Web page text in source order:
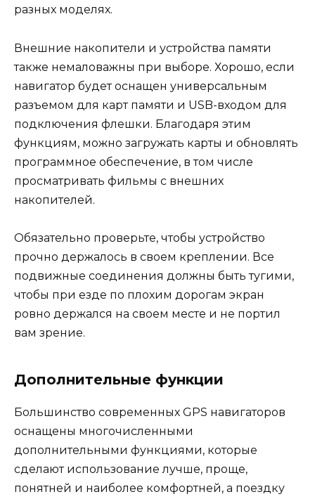
разных моделях.
Внешние накопители и устройства памяти
также немаловажны при выборе. Хорошо, если
навигатор будет оснащен универсальным
разъемом для карт памяти и USB-входом для
подключения флешки. Благодаря этим
функциям, можно загружать карты и обновлять
программное обеспечение, в том числе
просматривать фильмы с внешних
накопителей.
Обязательно проверьте, чтобы устройство
прочно держалось в своем креплении. Все
подвижные соединения должны быть тугими,
чтобы при езде по плохим дорогам экран
ровно держался на своем месте и не портил
вам зрение.
Дополнительные функции
Большинство современных GPS навигаторов
оснащены многочисленными
дополнительными функциями, которые
сделают использование лучше, проще,
понятней и наиболее комфортней, а поездку